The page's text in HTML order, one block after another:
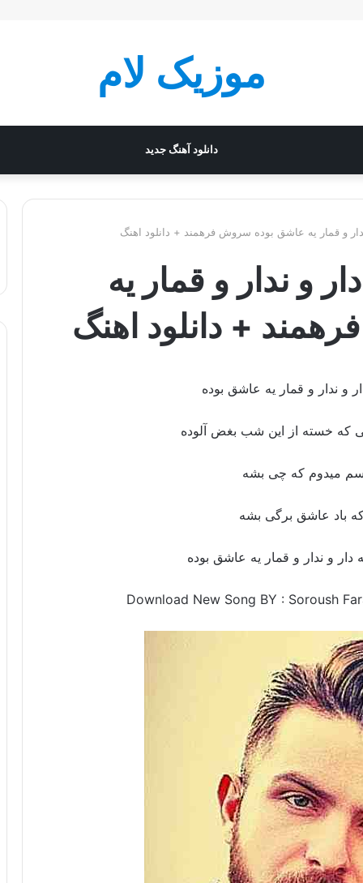
موزیک لام
دانلود آهنگ جدید
و قمار یه عاشق بوده سروش فرهمند + دانلود اهنگ
و ندار و قمار یه
+ دانلود اهنگ
و ندار و قمار یه عاشق بوده
که خسته از این شب بغض آلوده
میدوم که چی بشه
باد عاشق برگی بشه
و ندار و قمار یه عاشق بوده
Download New Song BY : Soroush